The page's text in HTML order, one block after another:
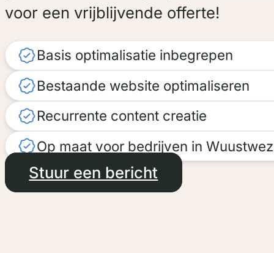
eenvoudig door de diensten leidt
creëert.
Voltooid op: 11 december
Lees meer over Electro
voor een vrijblijvende offerte!
Basis optimalisatie inbegrepen
Bestaande website optimaliseren
Recurrente content creatie
Op maat voor bedrijven in
Stuur een bericht